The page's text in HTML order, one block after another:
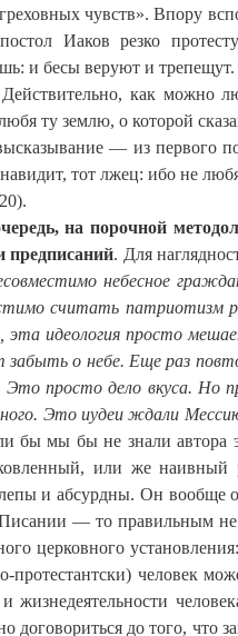
чувств». Впору
Иаков резко
и бесы веруют и
как можно
ту землю, о которой
— из первого
тот лжец: ибо не
на порочной
предписаний. Для
небесное
считать патриотизм
эта идеология просто
забыть о небе. Еще раз
Это просто дело вкуса. Но
Это иудеи ждали
бы мы бы не знали автора
или же наивный
и абсурдны. Он вообще
— то правильным не
церковного
человек
жизнедеятельности
договориться до того, что